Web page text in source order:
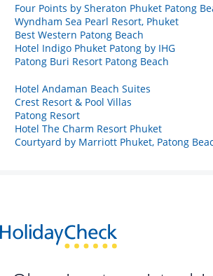
Four Points by Sheraton Phuket Patong
Wyndham Sea Pearl Resort, Phuket
Best Western Patong Beach
Hotel Indigo Phuket Patong by IHG
Patong Buri Resort Patong Beach
Hotel Andaman Beach Suites
Crest Resort & Pool Villas
Patong Resort
Hotel The Charm Resort Phuket
Courtyard by Marriott Phuket, Patong